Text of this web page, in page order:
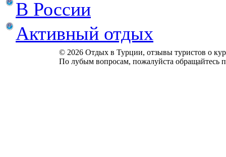
В России
Активный отдых
© 2026 Отдых в Турции, отзывы туристов о
По лубым вопросам, пожалуйста обращайтесь